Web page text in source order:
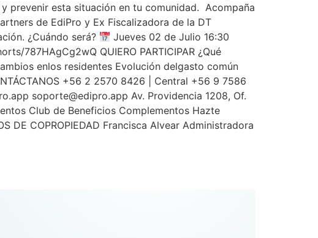
prevenir esta situación en tu comunidad. Acompaña
de EdiPro y Ex Fiscalizadora de la DT
¿Cuándo será?
Jueves 02 de Julio 16:30
787HAgCg2wQ QUIERO PARTICIPAR ¿Qué
enlos residentes Evolución delgasto común
+56 2 2570 8426 | Central +56 9 7586
soporte@edipro.app Av. Providencia 1208, Of.
Club de Beneficios Complementos Hazte
DE COPROPIEDAD Francisca Alvear Administradora